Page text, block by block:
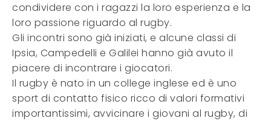
condividere con i ragazzi la loro esperienza e la
loro passione riguardo al rugby.
Gli incontri sono già iniziati, e alcune classi di
Ipsia, Campedelli e Galilei hanno già avuto il
piacere di incontrare i giocatori.
Il rugby è nato in un college inglese ed è uno
sport di contatto fisico ricco di valori formativi
importantissimi, avvicinare i giovani al rugby, di